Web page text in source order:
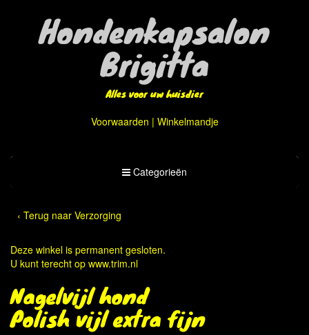
Hondenkapsalon
Brigitta
Alles voor uw huisdier
Voorwaarden | Winkelmandje
Toggle
Categorieën
‹ Terug naar Verzorging
Deze winkel is permanent gesloten.
U kunt terecht op www.trim.nl
Nagelvijl hond
Polish vijl extra fijn